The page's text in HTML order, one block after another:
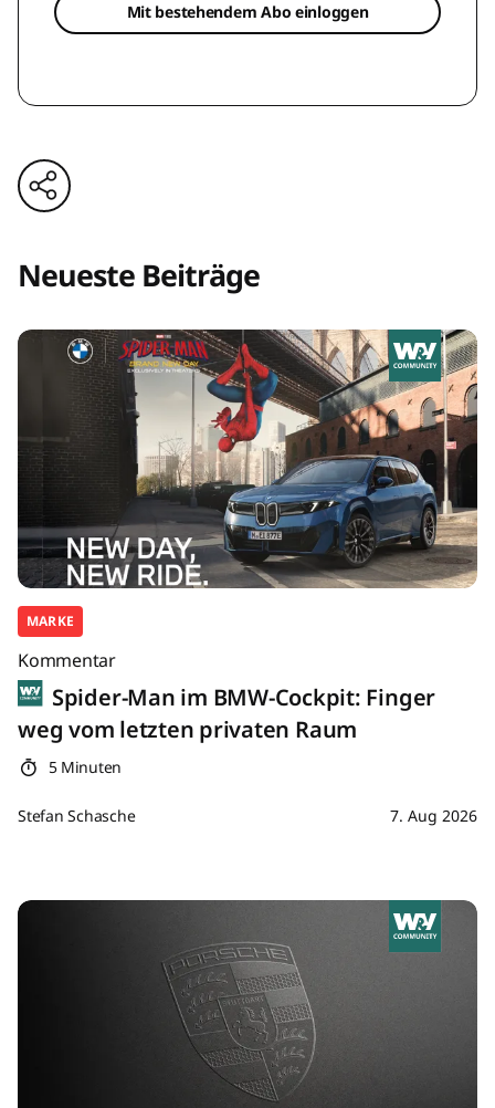
Mit bestehendem Abo einloggen
Neueste Beiträge
MARKE
Kommentar
Spider-Man im BMW-Cockpit: Finger
weg vom letzten privaten Raum
5 Minuten
Stefan Schasche 7. Aug 2026